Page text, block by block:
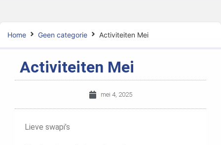
Home Geen categorie Activiteiten Mei
Activiteiten Mei
mei 4, 2025
Lieve swapi’s